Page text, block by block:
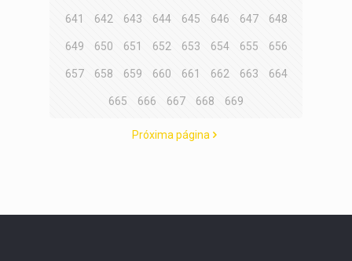
641 642 643 644 645 646 647 648
649 650 651 652 653 654 655 656
657 658 659 660 661 662 663 664
665 666 667 668 669
Próxima página